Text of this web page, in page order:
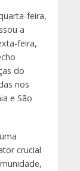
feira,
a
feira,
do
nos
e São
crucial